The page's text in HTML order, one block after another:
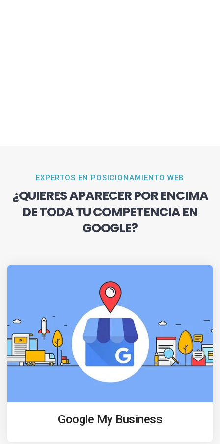
EXPERTOS EN POSICIONAMIENTO WEB
¿QUIERES APARECER POR ENCIMA
DE TODA TU COMPETENCIA EN
GOOGLE?
Google My Business